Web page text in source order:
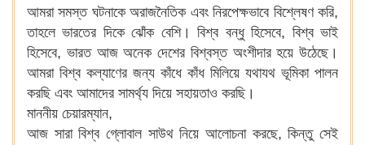
আমরা সমস্ত ঘটনাকে অরাজনৈতিক এবং নিরপেক্ষভাবে বিশ্লেষণ করি,
তাহলে ভারতের দিকে ঝোঁক বেশি। বিশ্ব বন্ধু হিসেবে, বিশ্ব ভাই
হিসেবে, ভারত আজ অনেক দেশের বিশ্বস্ত অংশীদার হয়ে উঠেছে।
আমরা বিশ্ব কল্যাণের জন্য কাঁধে কাঁধ মিলিয়ে যথাযথ ভূমিকা পালন
করছি এবং আমাদের সামর্থ্য দিয়ে সহায়তাও করছি।
মাননীয় চেয়ারম্যান,
আজ সারা বিশ্ব গ্লোবাল সাউথ নিয়ে আলোচনা করছে, কিন্তু সেই